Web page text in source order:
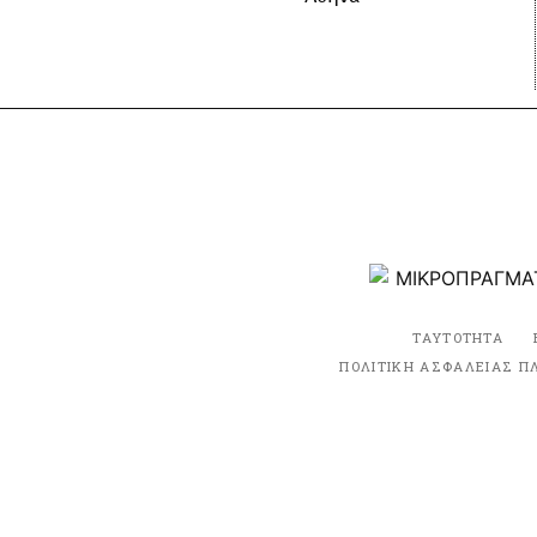
ΤΑΥΤΟΤΗΤΑ
ΠΟΛΙΤΙΚΗ ΑΣΦΑΛΕΙΑΣ